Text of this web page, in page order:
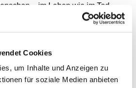
Cookies
um Inhalte und Anzeigen zu
für soziale Medien anbieten
– im Leben wie im Tod.
und Frauen aus verschiedenen
Brüder und Schwestern unter